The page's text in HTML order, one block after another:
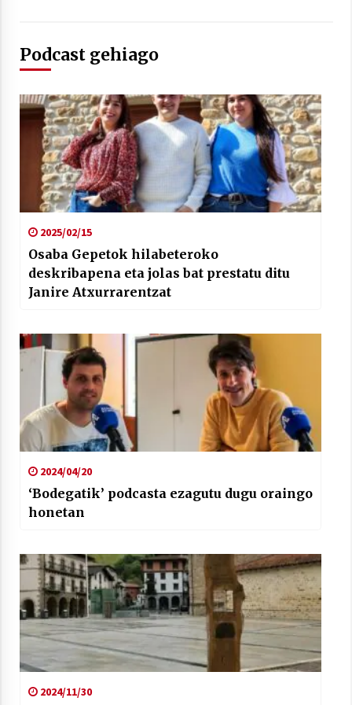
Arrosaren laburpen bideoa Hamaika
Telebistaren eskutik
2021/06/30
Podcast gehiago
2025/02/15
Osaba Gepetok hilabeteroko
deskribapena eta jolas bat prestatu ditu
Janire Atxurrarentzat
2024/04/20
‘Bodegatik’ podcasta ezagutu dugu oraingo
honetan
2024/11/30